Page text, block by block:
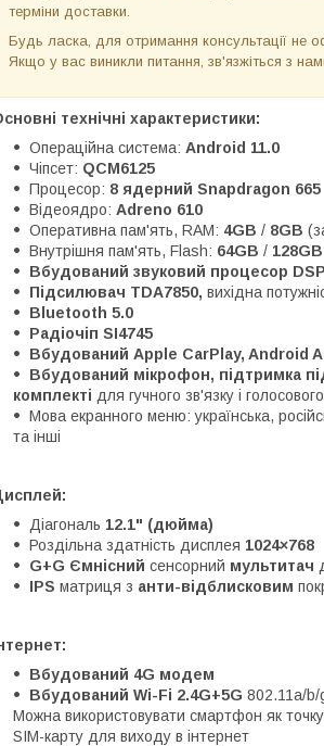
терміни доставки.
Будь ласка, для отримання консультації не
Якщо у вас виникли питання, зв'язжіться з
технічні характеристики:
Операційна система: Android 11.0
Чіпсет: QCM6125
Процесор: 8 ядерний Snapdragon 665
Відеоядро: Adreno 610
Оперативна пам'ять, RAM: 4GB / 8GB
Внутрішня пам'ять, Flash: 64GB / 128GB
Вбудований звуковий процесор
Підсилювач TDA7850, вихідна
Bluetooth 5.0
Радіочіп SI4745
Вбудований Apple CarPlay, Android
Вбудований мікрофон, підтримка
комплекті для гучного зв'язку і
Мова екранного меню: українська,
та інші
Діагональ 12.1" (дюйма)
Роздільна здатність дисплея 1024×768
G+G Ємнісний сенсорний мультитач
IPS матриця з анти-відблисковим
Вбудований 4G модем
Вбудований Wi-Fi 2.4G+5G 802.11a/b/
Можна використовувати смартфон як
SIM-карту для виходу в інтернет